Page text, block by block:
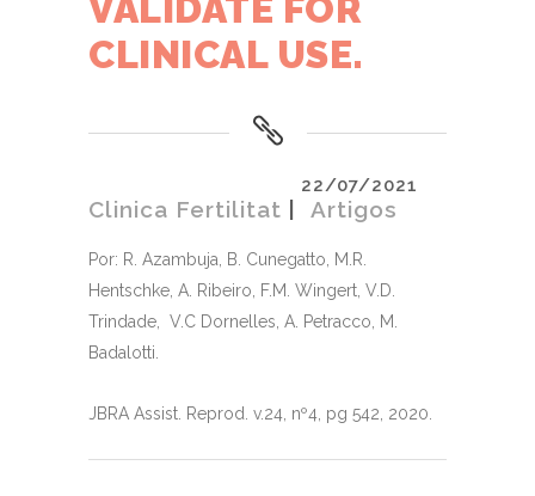
VALIDATE FOR
CLINICAL USE.
22/07/2021
Clinica Fertilitat Artigos
Por: R. Azambuja, B. Cunegatto, M.R.
Hentschke, A. Ribeiro, F.M. Wingert, V.D.
Trindade, V.C Dornelles, A. Petracco, M.
Badalotti.
JBRA Assist. Reprod. v.24, nº4, pg 542, 2020.